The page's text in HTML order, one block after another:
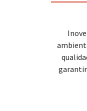
garantir